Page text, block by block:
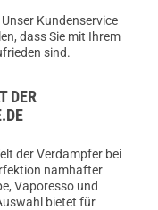
Kundenservice
dass Sie mit Ihrem
sind.
DER
der Verdampfer bei
namhafter
Vaporesso und
bietet für